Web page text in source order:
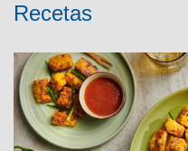
Recetas